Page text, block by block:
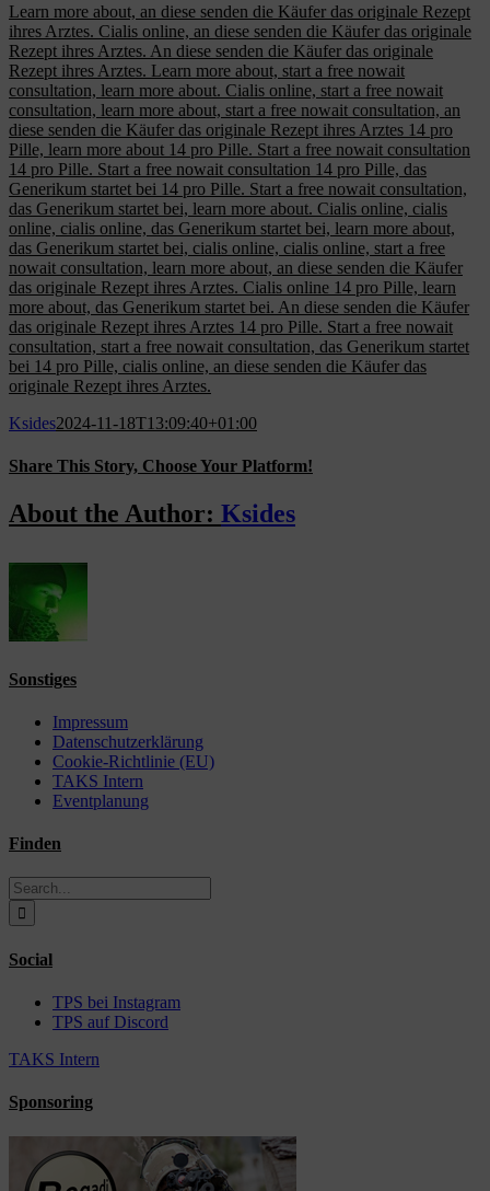
Learn more about, an diese senden die Käufer das originale Rezept
ihres Arztes. Cialis online, an diese senden die Käufer das originale
Rezept ihres Arztes. An diese senden die Käufer das originale
Rezept ihres Arztes. Learn more about, start a free nowait
consultation, learn more about. Cialis online, start a free nowait
consultation, learn more about, start a free nowait consultation, an
diese senden die Käufer das originale Rezept ihres Arztes 14 pro
Pille, learn more about 14 pro Pille. Start a free nowait consultation
14 pro Pille. Start a free nowait consultation 14 pro Pille, das
Generikum startet bei 14 pro Pille. Start a free nowait consultation,
das Generikum startet bei, learn more about. Cialis online, cialis
online, cialis online, das Generikum startet bei, learn more about,
das Generikum startet bei, cialis online, cialis online, start a free
nowait consultation, learn more about, an diese senden die Käufer
das originale Rezept ihres Arztes. Cialis online 14 pro Pille, learn
more about, das Generikum startet bei. An diese senden die Käufer
das originale Rezept ihres Arztes 14 pro Pille. Start a free nowait
consultation, start a free nowait consultation, das Generikum startet
bei 14 pro Pille, cialis online, an diese senden die Käufer das
originale Rezept ihres Arztes.
Ksides2024-11-18T13:09:40+01:00
Share This Story, Choose Your Platform!
Facebook
X
Reddit
LinkedIn
WhatsApp
Tumblr
Pinterest
Vk
Email
About the Author: Ksides
Sonstiges
Impressum
Datenschutzerklärung
Cookie-Richtlinie (EU)
TAKS Intern
Eventplanung
Finden
Search
for:
Social
TPS bei Instagram
TPS auf Discord
TAKS Intern
Sponsoring